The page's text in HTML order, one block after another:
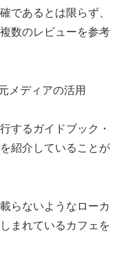
であるとは限らず、
数のレビューを参考
メディアの活用
するガイドブック・
紹介していることが
らないようなローカ
まれているカフェを